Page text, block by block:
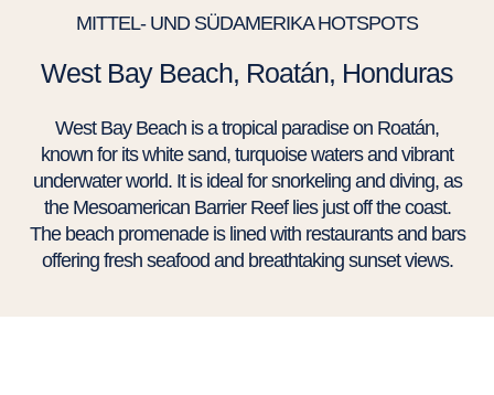
MITTEL- UND SÜDAMERIKA HOTSPOTS
West Bay Beach, Roatán, Honduras
West Bay Beach is a tropical paradise on Roatán,
known for its white sand, turquoise waters and vibrant
underwater world. It is ideal for snorkeling and diving, as
the Mesoamerican Barrier Reef lies just off the coast.
The beach promenade is lined with restaurants and bars
offering fresh seafood and breathtaking sunset views.